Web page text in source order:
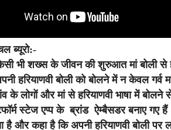
ब्यूरो:-
भी शख्स के जीवन की शुरुआत मां बोली से
हरियाणवी बोली को बोलने में न केवल
के लोगों और मां से हरियाणवी भाषा में
स्टेज एप्प के ब्रांड ऐम्बैसडर बनाए गए
है और कहा है कि अपनी हरियाणवी बोली पर